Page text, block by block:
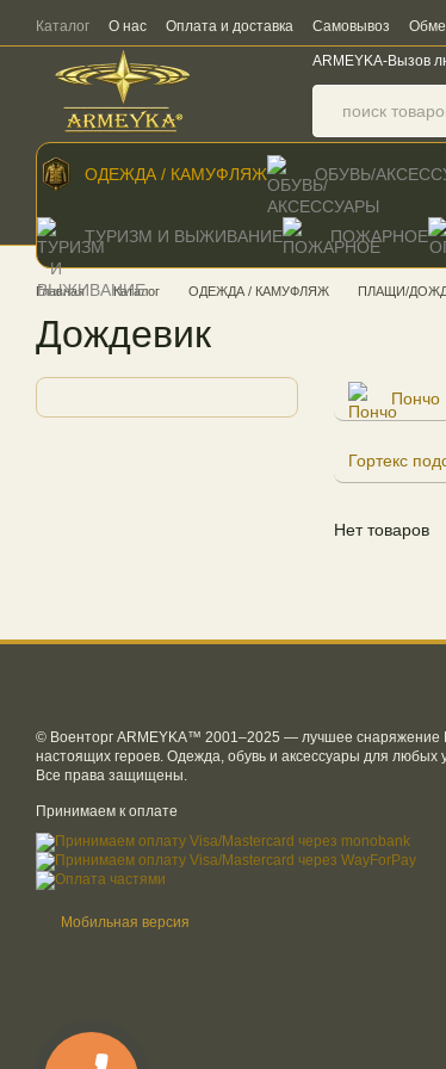
Перейти к основному контенту
Каталог О нас Оплата и доставка Самовывоз
ARMEYKA-Вызов
ОДЕЖДА / КАМУФЛЯЖ ОБУВЬ/
ТУРИЗМ И ВЫЖИВАНИЕ ПОЖАРНОЕ
Главная Каталог ОДЕЖДА / КАМУФЛЯЖ ПЛАЩИ/
Дождевик
Пончо
Гортекс
Нет товаров
© Военторг ARMEYKA™ 2001–2025 — лучшее снаряжение
настоящих героев. Одежда, обувь и аксессуары для любых
Все права защищены.
Принимаем к оплате
Мобильная версия